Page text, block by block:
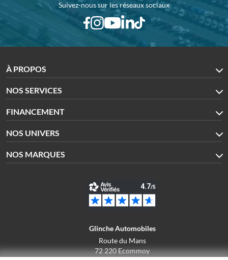
Suivez-nous sur les réseaux sociaux
À PROPOS
NOS SERVICES
FINANCEMENT
NOS UNIVERS
NOS MARQUES
Glinche Automobiles
Route du Mans
72 220 Ecommoy